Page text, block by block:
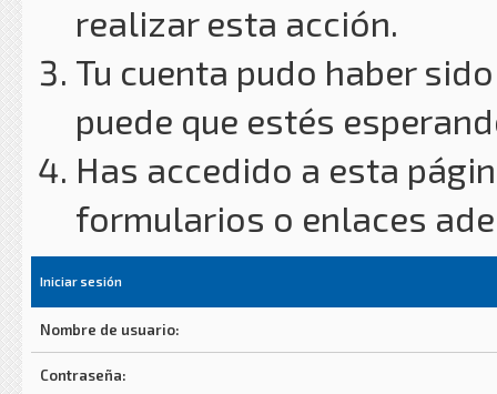
realizar esta acción.
Tu cuenta pudo haber
puede que estés
Has accedido a esta
formularios o enlaces
Iniciar sesión
Nombre de usuario:
Contraseña: